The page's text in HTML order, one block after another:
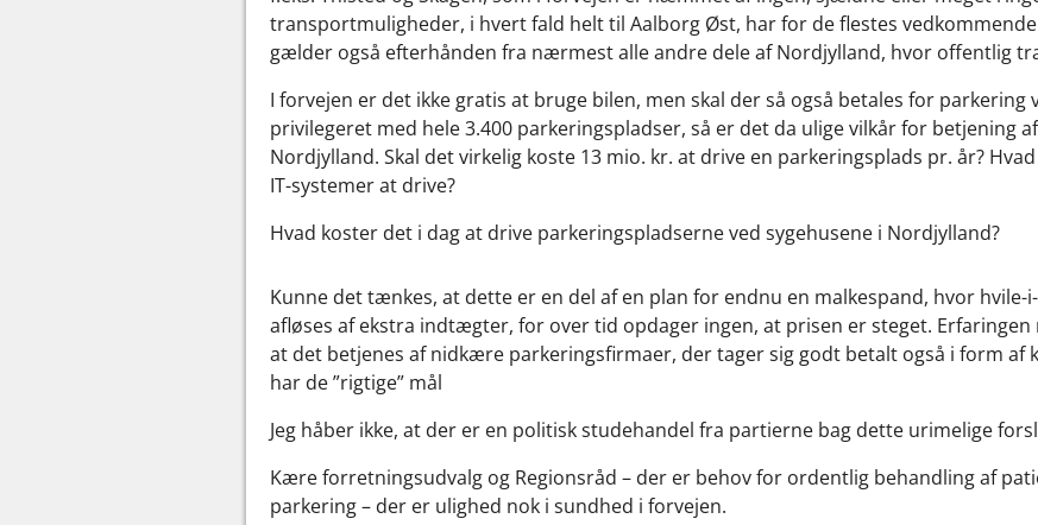
transportmuligheder, i hvert fald helt til Aalborg Øst, har for de flestes
gælder også efterhånden fra nærmest alle andre dele af Nordjylland, hvor offentlig
I forvejen er det ikke gratis at bruge bilen, men skal der så også betales for parkering
privilegeret med hele 3.400 parkeringspladser, så er det da ulige vilkår for betjening
Nordjylland. Skal det virkelig koste 13 mio. kr. at drive en parkeringsplads pr. år?
IT-systemer at drive?
Hvad koster det i dag at drive parkeringspladserne ved sygehusene i Nordjylland?
Kunne det tænkes, at dette er en del af en plan for endnu en malkespand, hvor
afløses af ekstra indtægter, for over tid opdager ingen, at prisen er steget.
at det betjenes af nidkære parkeringsfirmaer, der tager sig godt betalt også i form af
har de ”rigtige” mål
Jeg håber ikke, at der er en politisk studehandel fra partierne bag dette urimelige
Kære forretningsudvalg og Regionsråd – der er behov for ordentlig behandling af
parkering – der er ulighed nok i sundhed i forvejen.